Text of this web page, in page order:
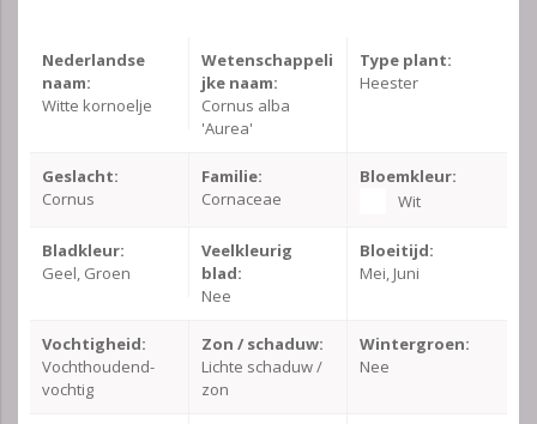
Nederlandse
naam:
Witte kornoelje
Wetenschappeli
jke naam:
Cornus alba
'Aurea'
Type plant:
Heester
Geslacht:
Cornus
Familie:
Cornaceae
Bloemkleur:
Wit
Bladkleur:
Geel, Groen
Veelkleurig
blad:
Nee
Bloeitijd:
Mei, Juni
Vochtigheid:
Vochthoudend-
vochtig
Zon / schaduw:
Lichte schaduw /
zon
Wintergroen:
Nee